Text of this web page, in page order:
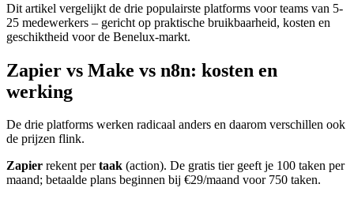
Dit artikel vergelijkt de drie populairste platforms voor teams van 5-
25 medewerkers – gericht op praktische bruikbaarheid, kosten en
geschiktheid voor de Benelux-markt.
Zapier vs Make vs n8n: kosten en
werking
De drie platforms werken radicaal anders en daarom verschillen ook
de prijzen flink.
Zapier rekent pertaak (action). De gratis tier geeft je 100 taken per
maand; betaalde plans beginnen bij €29/maand voor 750 taken.